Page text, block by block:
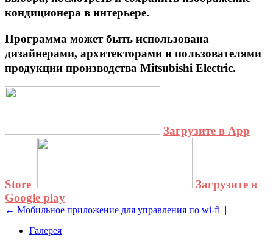
кондиционера в интерьере.
Программа может быть использована
дизайнерами, архитекторами и пользователями
продукции производства Mitsubishi Electric.
Загрузите в App
Store
Загрузите в
Google play
← Мобильное приложение для управления по wi-fi |
Галерея